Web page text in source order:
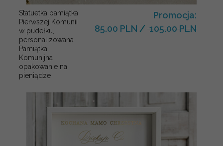
Statuetka pamiątka
Pierwszej Komunii
w pudełku,
personalizowana
Pamiątka
Komunijna
opakowanie na
pieniądze
Promocja:
85.00 PLN / 105.00 PLN